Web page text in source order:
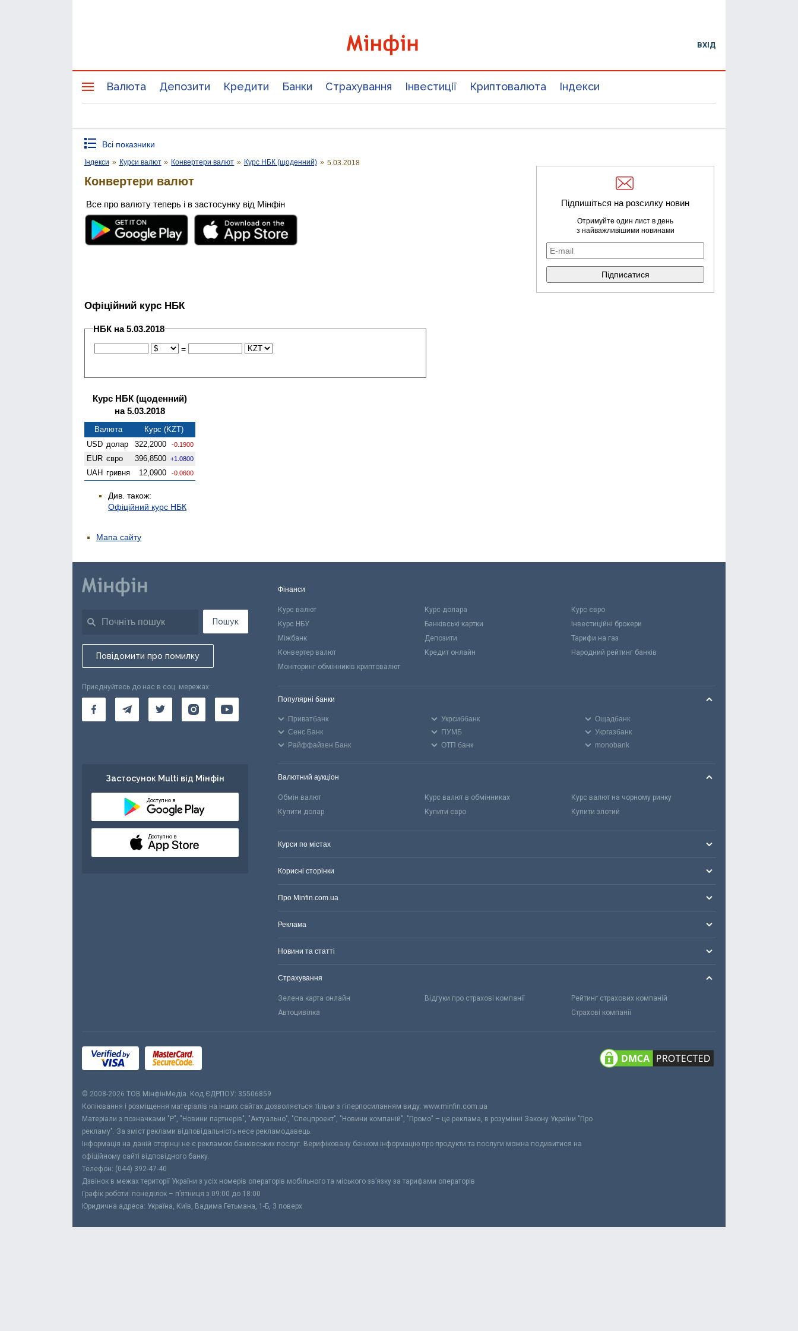
ВХІД
Валюта Депозити Кредити Банки Страхування Інвестиції Криптовалюта Індекси
Всі показники
Індекси » Курси валют » Конвертери валют » Курс НБК (щоденний) » 5.03.2018
Конвертери валют
Все про валюту теперь і в застосунку від Мінфін
Офіційний курс НБК
НБК на 5.03.2018
=
Курс НБК (щоденний)
на 5.03.2018
Валюта
Курс (KZT)
USD долар 322,2000 -0.1900
EUR євро 396,8500 +1.0800
UAH гривня 12,0900 -0.0600
Див. також:
Офіційний курс НБК
Підпишіться на розсилку новин
Отримуйте один лист в день
з найважливішими новинами
Мапа сайту
Пошук
Повідомити про помилку
Приєднуйтесь до нас в соц. мережах:
Застосунок Multi від Мінфін
Доступно в
Доступно в
Фінанси
Курс валют Курс долара
Курс євро
Курс НБУ
Банківські картки
Інвестиційні брокери
Міжбанк
Депозити
Тарифи на газ
Конвертер валют
Кредит онлайн
Народний рейтинг банків
Моніторинг обмінників криптовалют
Популярні банки
Приватбанк Укрсиббанк
Ощадбанк
Сенс Банк
ПУМБ
Укргазбанк
Райффайзен Банк
ОТП банк monobank
Валютний аукціон
Обмін валют Курс валют в обмінниках
Курс валют на чорному ринку
Купити долар
Купити євро Купити злотий
Курси по містах
Корисні сторінки
Про Minfin.com.ua
Реклама
Новини та статті
Страхування
Зелена карта онлайн Відгуки про страхові компанії
Рейтинг страхових компаній
Автоцивілка
Страхові компанії
© 2008-2026 ТОВ МiнфiнМедiа. Код ЄДРПОУ: 35506859
Копіювання і розміщення матеріалів на інших сайтах дозволяється тільки з гіперпосиланням виду: www.minfin.com.ua
Матеріали з позначками "Р", "Новини партнерів", "Актуально", "Спецпроект", "Новини компаній", "Промо" – це реклама, в розумінні Закону України "Про
рекламу". За зміст реклами відповідальність несе рекламодавець.
Інформація на даній сторінці не є рекламою банківських послуг. Верифіковану банком інформацію про продукти та послуги можна подивитися на
офіційному сайті відповідного банку.
Телефон: (044) 392-47-40
Дзвінок в межах території України з усіх номерів операторів мобільного та міського зв’язку за тарифами операторів
Графік роботи: понеділок – п’ятниця з 09:00 до 18:00
Юридична адреса: Україна, Київ, Вадима Гетьмана, 1-Б, 3 поверх